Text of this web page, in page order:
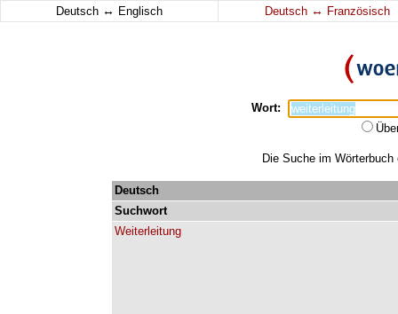
Deutsch ↔ Englisch Deutsch ↔ Französisch
Wort:
Die Suche im
Deutsch
Suchwort
Weiterleitung